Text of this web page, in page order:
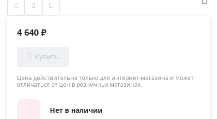
4 640 ₽
Цена действительна только для интернет-магазина и может
отличаться от цен в розничных магазинах.
Нет в наличии